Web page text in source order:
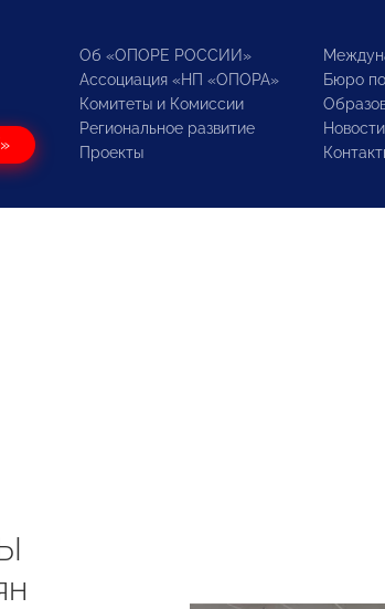
Об «ОПОРЕ РОССИИ»
Ассоциация «НП «ОПОРА»
Комитеты и Комиссии
Региональное развитие
Проекты
Бюро
Новости